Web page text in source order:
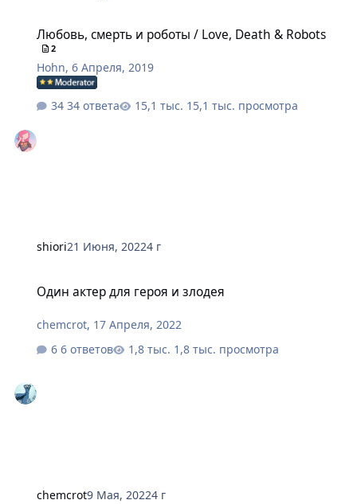
Любовь, смерть и роботы / Love, Death & Robots
2
Hohn,6 Апреля, 2019
34 ответа 15,1 тыс. просмотра
shiоri21 Июня, 20224 г
Один актер для героя и злодея
chemcrot, 17 Апреля, 2022
6 ответов
1,8 тыс. просмотра
chemcrot9 Мая, 20224 г